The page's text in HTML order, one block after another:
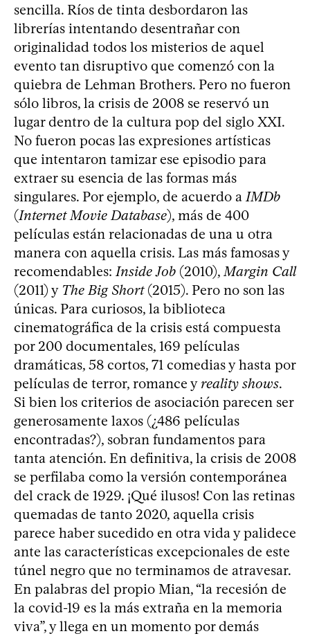
sencilla. Ríos de tinta desbordaron las
librerías intentando desentrañar con
originalidad todos los misterios de aquel
evento tan disruptivo que comenzó con la
quiebra de Lehman Brothers. Pero no fueron
sólo libros, la crisis de 2008 se reservó un
lugar dentro de la cultura pop del siglo XXI.
No fueron pocas las expresiones artísticas
que intentaron tamizar ese episodio para
extraer su esencia de las formas más
singulares. Por ejemplo, de acuerdo a IMDb
(Internet Movie Database), más de 400
películas están relacionadas de una u otra
manera con aquella crisis. Las más famosas y
recomendables: Inside Job (2010), Margin Call
(2011) y The Big Short(2015). Pero no son las
únicas. Para curiosos, la biblioteca
cinematográfica de la crisis está compuesta
por 200 documentales, 169 películas
dramáticas, 58 cortos, 71 comedias y hasta por
películas de terror, romance yreality shows.
Si bien los criterios de asociación parecen ser
generosamente laxos (¿486 películas
encontradas?), sobran fundamentos para
tanta atención. En definitiva, la crisis de 2008
se perfilaba como la versión contemporánea
del crack de 1929. ¡Qué ilusos! Con las retinas
quemadas de tanto 2020, aquella crisis
parece haber sucedido en otra vida y palidece
ante las características excepcionales de este
túnel negro que no terminamos de atravesar.
En palabras del propio Mian, “la recesión de
la covid-19 es la más extraña en la memoria
viva”, y llega en un momento por demás